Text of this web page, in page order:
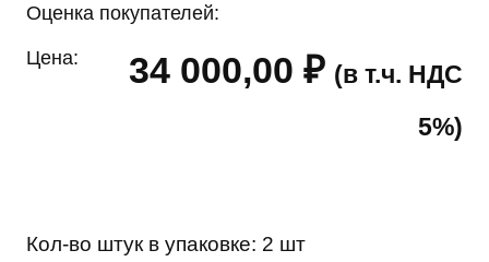
Оценка покупателей:
Цена: 34 000,00 ₽ (в т.ч. НДС
5%)
Кол-во штук в упаковке: 2 шт